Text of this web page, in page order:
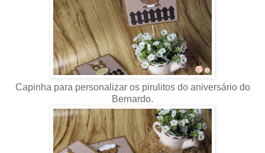
Capinha para personalizar os pirulitos do aniversário do
Bernardo.